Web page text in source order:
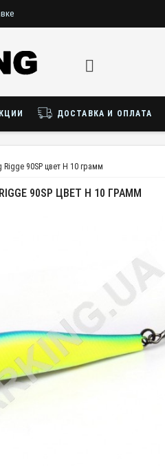
ДОСТАВКА И ОПЛАТА
Rigge 90SP цвет H 10 грамм
RIGGE 90SP ЦВЕТ H 10 ГРАММ